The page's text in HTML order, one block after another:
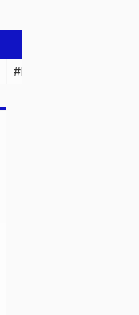
#Pemprov Jambi